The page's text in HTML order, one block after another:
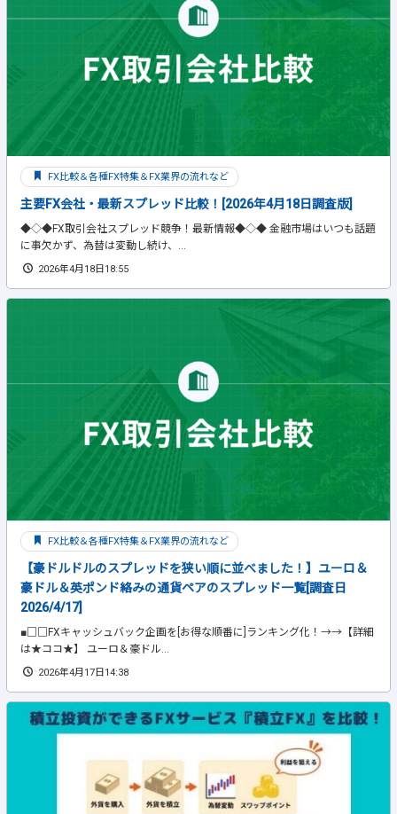
FX比較＆各種FX特集＆FX業界の流れなど
主要FX会社・最新スプレッド比較！[2026年4月18日調査版]
◆◇◆FX取引会社スプレッド競争！最新情報◆◇◆ 金融市場はいつも話題
に事欠かず、為替は変動し続け、...
2026年4月18日18:55
FX比較＆各種FX特集＆FX業界の流れなど
【豪ドルドルのスプレッドを狭い順に並べました！】ユーロ＆
豪ドル＆英ポンド絡みの通貨ペアのスプレッド一覧[調査日
2026/4/17]
■□□FXキャッシュバック企画を[お得な順番に]ランキング化！→→【詳細
は★ココ★】 ユーロ＆豪ドル...
2026年4月17日14:38